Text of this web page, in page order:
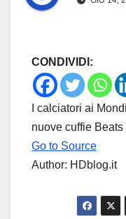
CONDIVIDI:
I calciatori ai
nuove cuffie
Go to Source
Author: HDblog.it